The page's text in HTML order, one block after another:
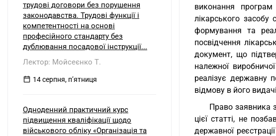
виконання програм
лікарського
формування та
посвідчення
документ, що
належної
реалізує державну
відмову в його
Право заявника
цієї статті, не
державної
трудові договори без порушення
законодавства. Трудові функції і
компетентності на основі
професійного стандарту без
дублювання посадової інструкції...
Лектор: Мойсеєнко Т.
14 серпня, пʼятниця
Одноденний практичний курс
підвищення кваліфікації щодо
військового обліку «Організація та